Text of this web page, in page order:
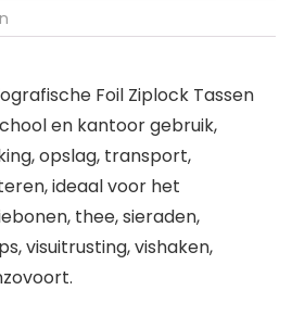
Foil Ziplock Tassen
en kantoor gebruik,
opslag, transport,
ideaal voor het
thee, sieraden,
visuitrusting, vishaken,